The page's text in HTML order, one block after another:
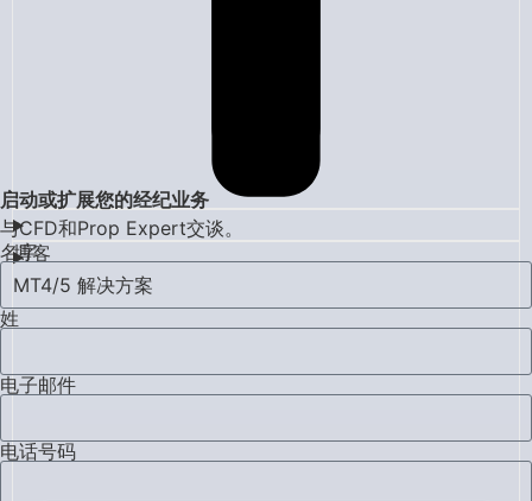
博客
MT4/5 解决方案
启动或扩展您的经纪业务
与CFD和Prop Expert交谈。
名字
姓
电子邮件
电话号码